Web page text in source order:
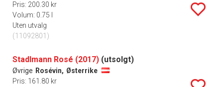
Pris: 200.30 kr
Volum: 0.75 l
Uten utvalg
(11092801)
Stadlmann Rosé (2017) (utsolgt)
Øvrige Rosévin, Østerrike
Pris: 161.80 kr